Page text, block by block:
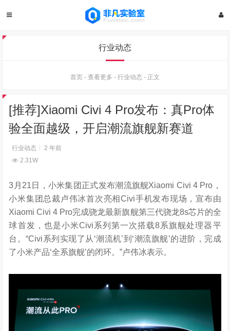
行业动态
首页 - 查看更多 - 行业动态 - 正文
[推荐]Xiaomi Civi 4 Pro发布：真Pro体
验全面越级，开启潮流旗舰新赛道
行业动态
2 年前
2.31W
3月21日，小米集团正式发布潮流旗舰Xiaomi Civi 4 Pro，
小米集团总裁卢伟冰首次亮相Civi手机发布现场，宣布由
Xiaomi Civi 4 Pro完成骁龙最新旗舰第三代骁龙8s芯片的全
球首发，也是小米Civi系列第一次搭载8系旗舰处理器平
台。“Civi系列实现了从‘潮流机’到‘潮流旗舰’的进阶，完成
了小米产品‘全系旗舰’的闭环。”卢伟冰表示。